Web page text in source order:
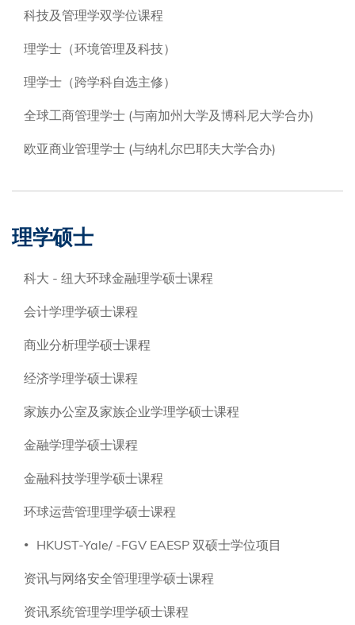
科技及管理学双学位课程
理学士（环境管理及科技）
理学士（跨学科自选主修）
全球工商管理学士 (与南加州大学及博科尼大学合办)
欧亚商业管理学士 (与纳札尔巴耶夫大学合办)
理学硕士
科大 - 纽大环球金融理学硕士课程
会计学理学硕士课程
商业分析理学硕士课程
经济学理学硕士课程
家族办公室及家族企业学理学硕士课程
金融学理学硕士课程
金融科技学理学硕士课程
环球运营管理理学硕士课程
HKUST-Yale/ -FGV EAESP 双硕士学位项目
资讯与网络安全管理理学硕士课程
资讯系统管理学理学硕士课程